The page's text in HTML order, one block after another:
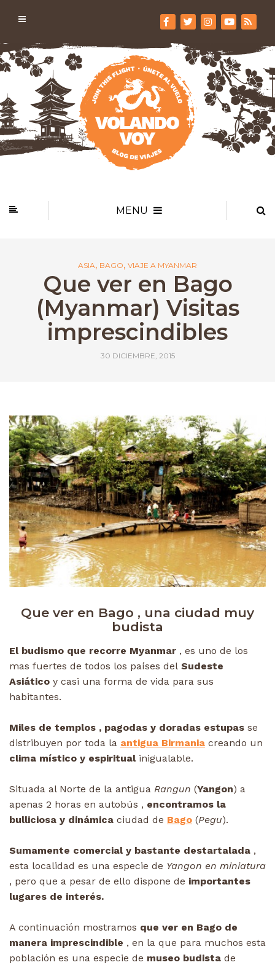
MENU
ASIA, BAGO, VIAJE A MYANMAR
Que ver en Bago
(Myanmar) Visitas
imprescindibles
30 DICIEMBRE, 2015
Que ver en Bago , una ciudad muy
budista
El budismo que recorre Myanmar , es uno de los
mas fuertes de todos los países del Sudeste
Asiático y casi una forma de vida para sus
habitantes.
Miles de templos , pagodas y doradas estupas se
distribuyen por toda la antigua Birmania creando un
clima místico y espiritualinigualable.
Situada al Norte de la antigua Rangun (Yangon) a
apenas 2 horas en autobús , encontramos la
bulliciosa y dinámica ciudad de Bago (Pegu).
Sumamente comercial y bastante destartalada ,
esta localidad es una especie de Yangon en miniatura
, pero que a pesar de ello dispone de importantes
lugares de interés.
A continuación mostramos que ver en Bago de
manera imprescindible , en la que para muchos esta
población es una especie de museo budista de